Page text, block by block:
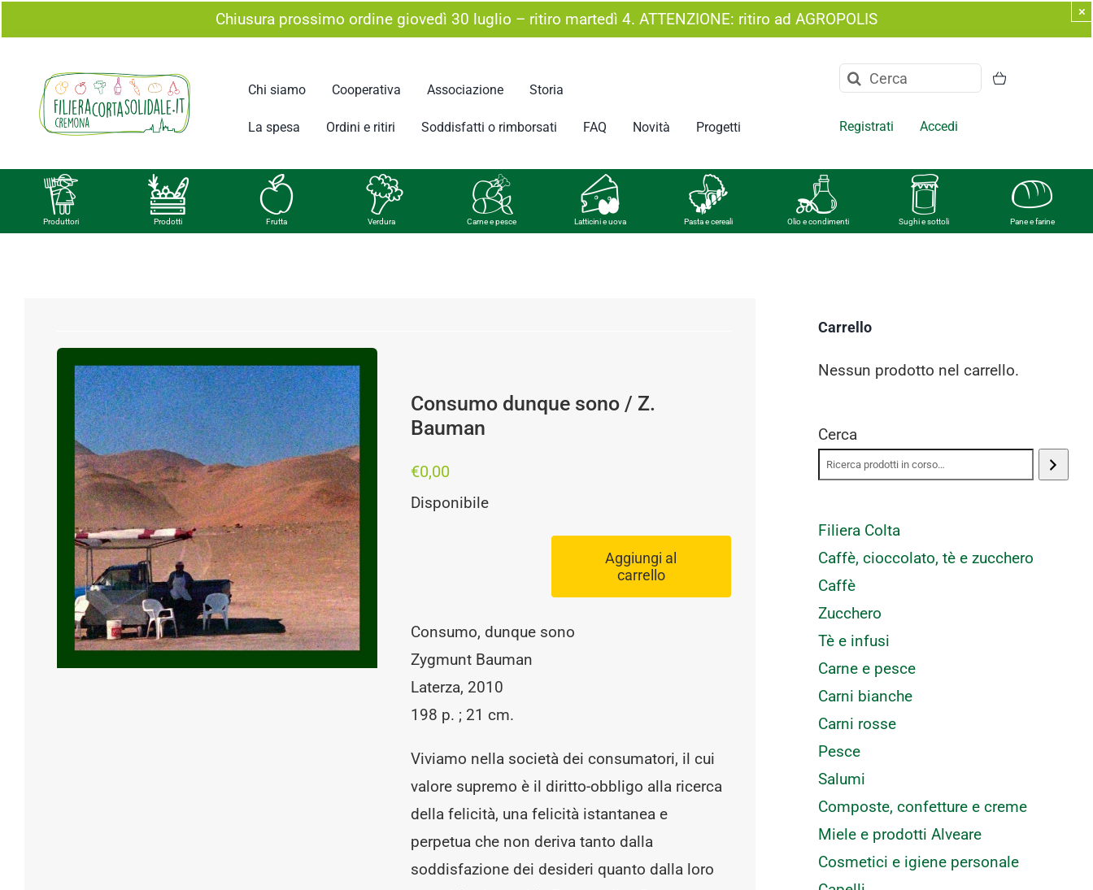
al
contenuto
Chiusura prossimo ordine giovedì 30 luglio – ritiro martedì 4. ATTENZIONE: ritiro ad AGROPOLIS ×
Chi siamo Cooperativa Associazione Storia
La spesa Ordini e ritiri Soddisfatti o rimborsati FAQ Novità Progetti
Cerca
Registrati Accedi
Produttori Prodotti Frutta Verdura Carne e pesce Latticini e uova Pasta e cereali Olio e condimenti Sughi e sottoli Pane e farine
Consumo dunque sono / Z.
Bauman
€0,00
Disponibile
sono
/
Z.
Bauman
Aggiungi al
carrello
Consumo, dunque sono
Zygmunt Bauman
Laterza, 2010
198 p. ; 21 cm.
Viviamo nella società dei consumatori, il cui
valore supremo è il diritto-obbligo alla ricerca
della felicità, una felicità istantanea e
perpetua che non deriva tanto dalla
soddisfazione dei desideri quanto dalla loro
Carrello
Nessun prodotto nel carrello.
Cerca
Filiera Colta
Caffè, cioccolato, tè e zucchero
Caffè
Zucchero
Tè e infusi
Carne e pesce
Carni bianche
Carni rosse
Pesce
Salumi
Composte, confetture e creme
Miele e prodotti Alveare
Cosmetici e igiene personale